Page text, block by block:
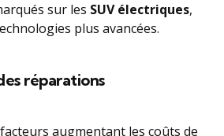
sur les SUV électriques,
plus avancées.
réparations
augmentant les coûts de